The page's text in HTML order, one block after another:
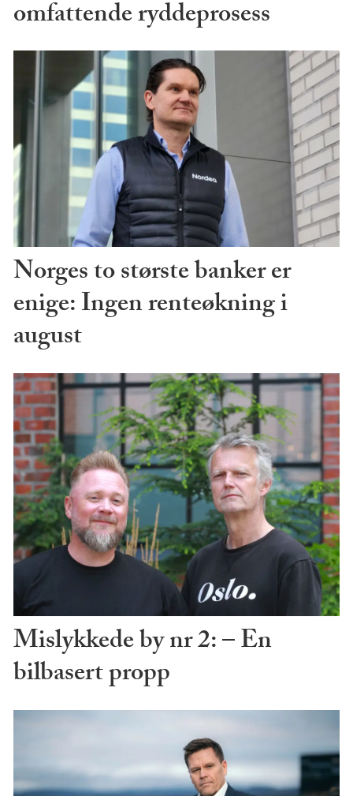
omfattende ryddeprosess
Norges to største banker er
enige: Ingen renteøkning i
august
Mislykkede by nr 2: – En
bilbasert propp